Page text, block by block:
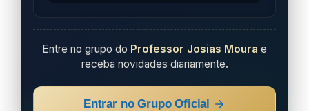
Entre no grupo do Professor Josias Moura e
receba novidades diariamente.
Entrar no Grupo Oficial